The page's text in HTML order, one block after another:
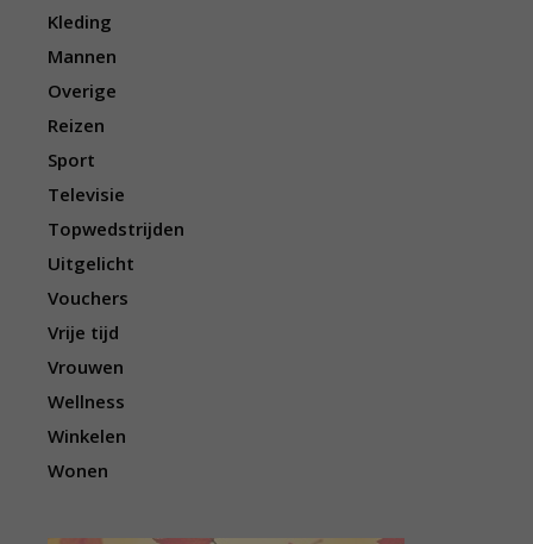
Kleding
Mannen
Overige
Reizen
Sport
Televisie
Topwedstrijden
Uitgelicht
Vouchers
Vrije tijd
Vrouwen
Wellness
Winkelen
Wonen